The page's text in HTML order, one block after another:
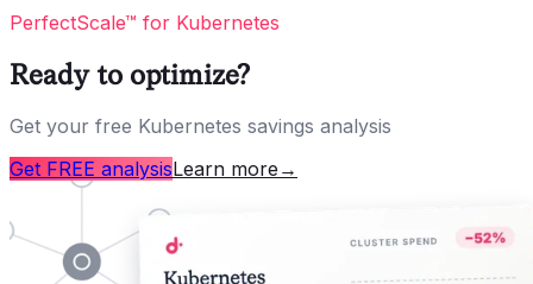
PerfectScale™ for Kubernetes
Ready to optimize?
Get your free Kubernetes savings analysis
Get FREE analysisLearn more →